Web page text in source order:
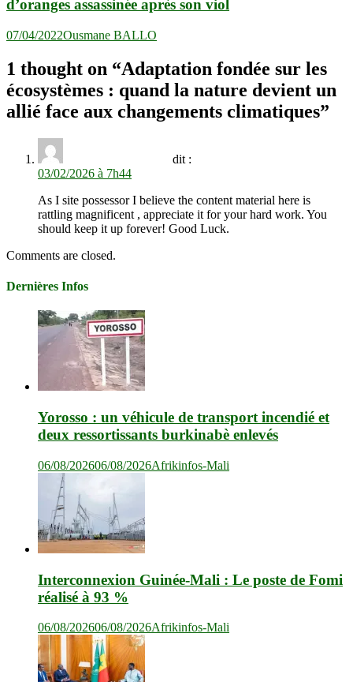
d’oranges assassinée après son viol
07/04/2022Ousmane BALLO
1 thought on “Adaptation fondée sur les
écosystèmes : quand la nature devient un
allié face aux changements climatiques”
dit :
03/02/2026 à 7h44
As I site possessor I believe the content material here is
rattling magnificent , appreciate it for your hard work. You
should keep it up forever! Good Luck.
Comments are closed.
Dernières Infos
Yorosso : un véhicule de transport incendié et
deux ressortissants burkinabè enlevés
06/08/202606/08/2026Afrikinfos-Mali
Interconnexion Guinée-Mali : Le poste de Fomi
réalisé à 93 %
06/08/202606/08/2026Afrikinfos-Mali